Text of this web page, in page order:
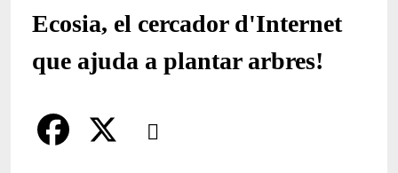
Ecosia, el cercador d'Internet
que ajuda a plantar arbres!
Comparteix